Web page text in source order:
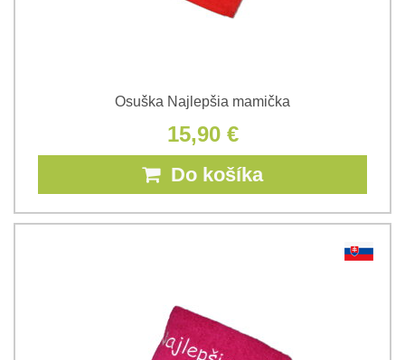
Osuška Najlepšia mamička
15,90 €
Do košíka